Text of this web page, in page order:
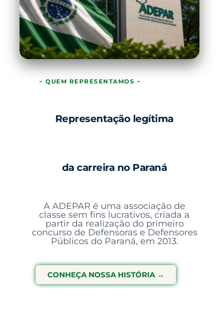
− QUEM REPRESENTAMOS −
Representação legítima
da carreira no Paraná
A ADEPAR é uma associação de
classe sem fins lucrativos, criada a
partir da realização do primeiro
concurso de Defensoras e Defensores
Públicos do Paraná, em 2013.
CONHEÇA NOSSA HISTÓRIA →